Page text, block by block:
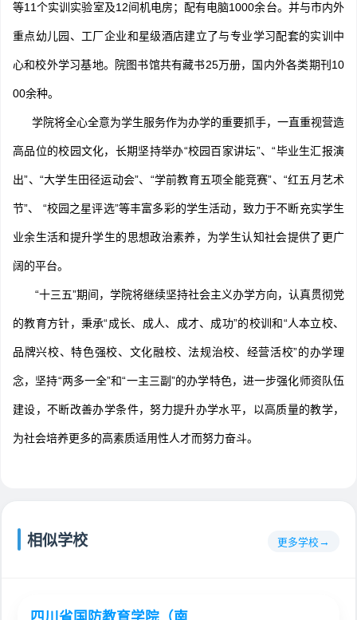
等11个实训实验室及12间机电房；配有电脑1000余台。并与市内外
重点幼儿园、工厂企业和星级酒店建立了与专业学习配套的实训中
心和校外学习基地。院图书馆共有藏书25万册，国内外各类期刊10
00余种。
学院将全心全意为学生服务作为办学的重要抓手，一直重视营造
高品位的校园文化，长期坚持举办“校园百家讲坛”、“毕业生汇报演
出”、“大学生田径运动会”、“学前教育五项全能竞赛”、“红五月艺术
节”、 “校园之星评选”等丰富多彩的学生活动，致力于不断充实学生
业余生活和提升学生的思想政治素养，为学生认知社会提供了更广
阔的平台。
“十三五”期间，学院将继续坚持社会主义办学方向，认真贯彻党
的教育方针，秉承“成长、成人、成才、成功”的校训和“人本立校、
品牌兴校、特色强校、文化融校、法规治校、经营活校”的办学理
念，坚持“两多一全”和“一主三副”的办学特色，进一步强化师资队伍
建设，不断改善办学条件，努力提升办学水平，以高质量的教学，
为社会培养更多的高素质适用性人才而努力奋斗。
相似学校 更多学校